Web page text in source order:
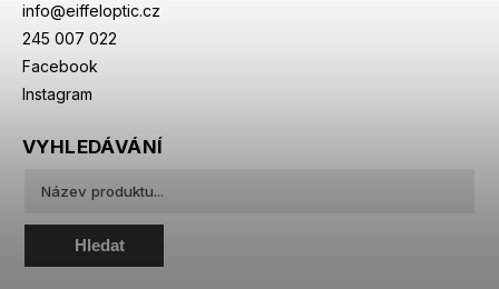
info@eiffeloptic.cz
245 007 022
Facebook
Instagram
VYHLEDÁVÁNÍ
Hledat